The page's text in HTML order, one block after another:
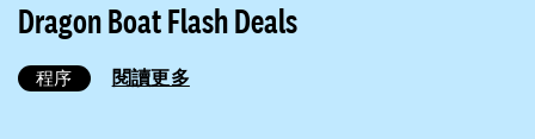
Dragon Boat Flash Deals
程序 閱讀更多